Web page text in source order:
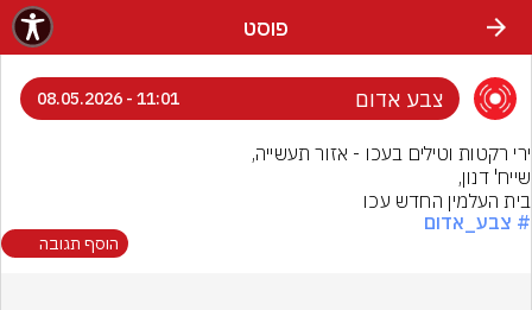
פוסט
צבע אדום 11:01 - 08.05.2026
בית העלמין החדש עכו
# צבע_אדום
הוסף תגובה